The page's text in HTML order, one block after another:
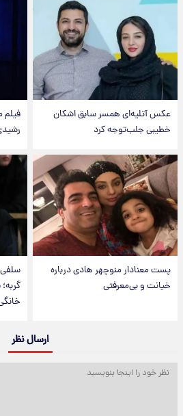
عکس‌ آتلیه‌ای همسر سابق اشکان
خطیبی جلب‌توجه کرد
فیلم
پست معنادار منوچهر هادی درباره
خیانت و بی‌معرفتی
سلفی
ارسال نظر